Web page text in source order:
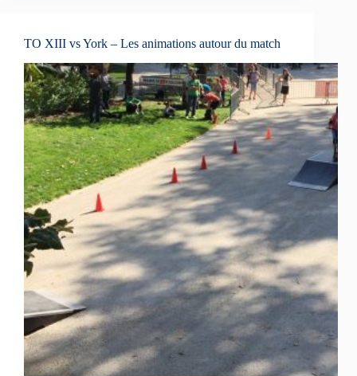
TO XIII vs York – Les animations autour du match